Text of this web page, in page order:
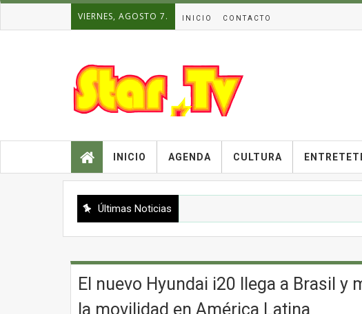
VIERNES, AGOSTO 7. INICIO CONTACTO
INICIO AGENDA CULTURA
Últimas Noticias
El nuevo Hyundai i20 llega a Brasil y
la movilidad en América Latina